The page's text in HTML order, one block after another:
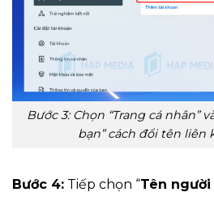
Bước 3: Chọn “Trang cá nhân”
bạn” cách đổi tên liên
Bước 4: Tiếp chọn “Tên